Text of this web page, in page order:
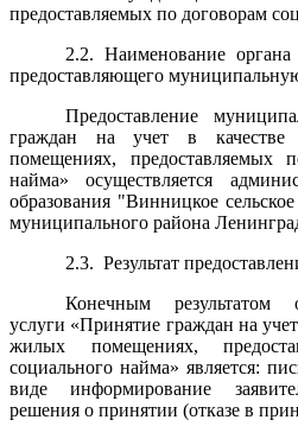
предоставляемых по договорам
2.2. Наименование органа
предоставляющего
Предоставление
граждан на учет в
помещениях, предоставляемых
найма» осуществляется
образования "Винницкое
муниципального района
2.3. Результат
Конечным результатом
услуги «Принятие граждан на
жилых помещениях,
социального найма» является:
виде информирование
решения о принятии (отказе в